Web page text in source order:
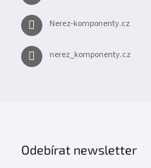
Nerez-komponenty.cz
nerez_komponenty.cz
Odebírat newsletter